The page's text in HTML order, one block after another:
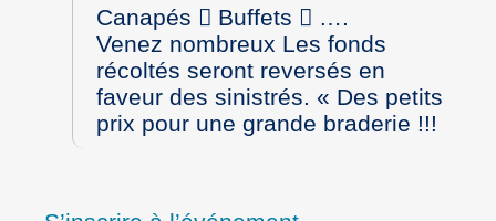
Canapés  Buffets  ….
Venez nombreux Les fonds
récoltés seront reversés en
faveur des sinistrés. « Des petits
prix pour une grande braderie !!!